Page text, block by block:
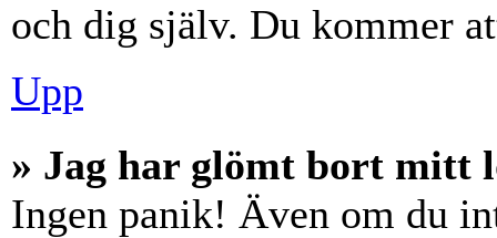
och dig själv. Du kommer
Upp
» Jag har glömt bort mitt
Ingen panik! Även om du